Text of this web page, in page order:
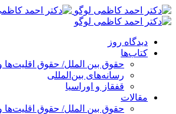
پرش
به
دیدگاه روز
کتاب‌ها
حقوق بین الملل/ حقوق اقلیت‌ها
رسانه‌های بین‌المللی
قفقاز و اوراسیا
مقالات
حقوق بین الملل/ حقوق اقلیت‌ها